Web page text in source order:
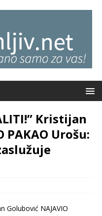
Kristijan
PAKAO Urošu: